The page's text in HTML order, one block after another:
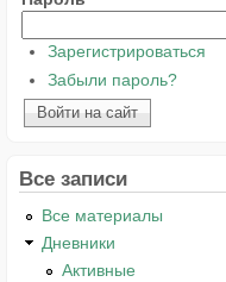
Зарегистрироваться
Забыли пароль?
Все записи
Все материалы
Дневники
Активные